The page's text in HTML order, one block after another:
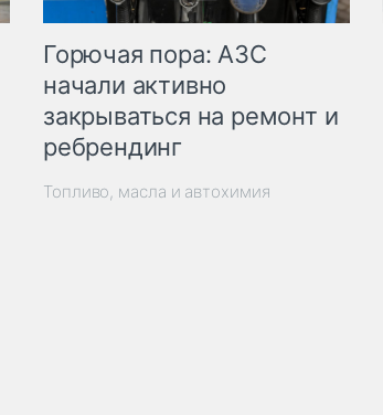
Горючая пора: АЗС
начали активно
закрываться на ремонт и
ребрендинг
Топливо, масла и автохимия